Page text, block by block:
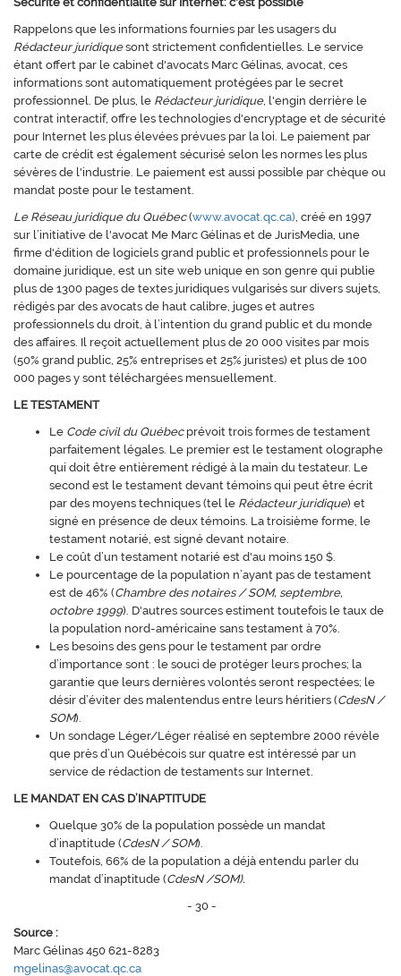
Rappelons que les informations fournies par les usagers du
Rédacteur juridiquesont strictement confidentielles. Le service
étant offert par le cabinet d'avocats Marc Gélinas, avocat, ces
informations sont automatiquement protégées par le secret
professionnel. De plus, le Rédacteur juridique, l'engin derrière le
contrat interactif, offre les technologies d'encryptage et de sécurité
pour Internet les plus élevées prévues par la loi. Le paiement par
carte de crédit est également sécurisé selon les normes les plus
sévères de l'industrie. Le paiement est aussi possible par chèque ou
mandat poste pour le testament.
Le Réseau juridique du Québec(www.avocat.qc.ca), créé en 1997
sur l’initiative de l'avocat Me Marc Gélinas et de JurisMedia, une
firme d'édition de logiciels grand public et professionnels pour le
domaine juridique, est un site web unique en son genre qui publie
plus de 1300 pages de textes juridiques vulgarisés sur divers sujets,
rédigés par des avocats de haut calibre, juges et autres
professionnels du droit, à l’intention du grand public et du monde
des affaires. Il reçoit actuellement plus de 20 000 visites par mois
(50% grand public, 25% entreprises et 25% juristes) et plus de 100
000 pages y sont téléchargées mensuellement.
LE TESTAMENT
Le Code civil du Québecprévoit trois formes de testament
parfaitement légales. Le premier est le testament olographe
qui doit être entièrement rédigé à la main du testateur. Le
second est le testament devant témoins qui peut être écrit
par des moyens techniques (tel le Rédacteur juridique) et
signé en présence de deux témoins. La troisième forme, le
testament notarié, est signé devant notaire.
Le coût d’un testament notarié est d'au moins 150 $.
Le pourcentage de la population n’ayant pas de testament
est de 46% (Chambre des notaires / SOM, septembre,
octobre 1999). D'autres sources estiment toutefois le taux de
la population nord-américaine sans testament à 70%.
Les besoins des gens pour le testament par ordre
d’importance sont : le souci de protéger leurs proches; la
garantie que leurs dernières volontés seront respectées; le
désir d’éviter des malentendus entre leurs héritiers (CdesN /
SOM).
Un sondage Léger/Léger réalisé en septembre 2000 révèle
que près d’un Québécois sur quatre est intéressé par un
service de rédaction de testaments sur Internet.
LE MANDAT EN CAS D’INAPTITUDE
Quelque 30% de la population possède un mandat
d’inaptitude (CdesN / SOM).
Toutefois, 66% de la population a déjà entendu parler du
mandat d’inaptitude (CdesN /SOM).
- 30 -
Source :
Marc Gélinas 450 621-8283
mgelinas@avocat.qc.ca